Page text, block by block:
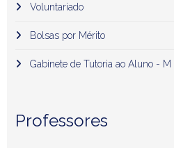
Voluntariado
Bolsas por Mérito
Gabinete de Tutoria ao Aluno - M
Professores